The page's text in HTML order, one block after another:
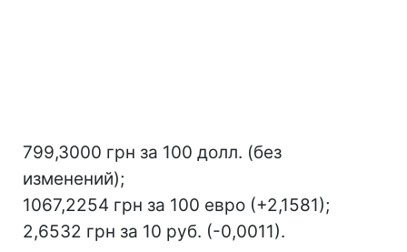
799,3000 грн за 100 долл. (без
изменений);
1067,2254 грн за 100 евро (+2,1581);
2,6532 грн за 10 руб. (-0,0011).